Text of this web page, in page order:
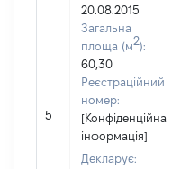
5
20.08.2015
Загальна
площа (м2):
60,30
Реєстраційний
номер:
[Конфіденційна
інформація]
Декларує: